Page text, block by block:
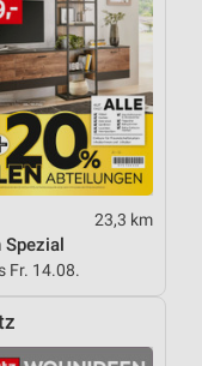
23,3 km
Spezial
Fr. 14.08.